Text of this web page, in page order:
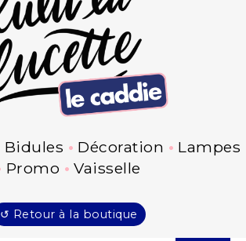
Bidules Décoration
Lampes
Promo
Vaisselle
↺ Retour à la boutique